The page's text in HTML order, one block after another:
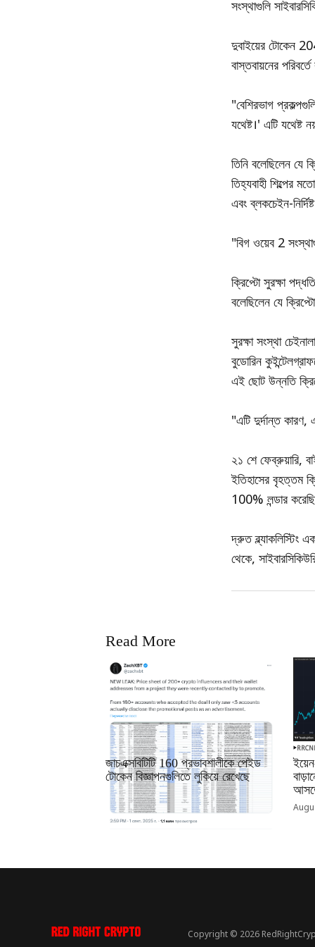
সংস্থাগুলি
দুবাইয়ের টোকেন
বাস্তবায়নের
"বেশিরভাগ
যথেষ্ট।' এটি যথেষ্ট
তিনি বলেছিলেন
তিহ্যবাহী শিল্পের
এবং ব্লকচেইন-
"বিগ ওয়েব 2
ক্রিপ্টো সুরক্ষা
বলেছিলেন যে
সুরক্ষা সংস্থা
বুডোরিন
এই ছোট উন্নতি
"এটি দুর্দান্ত
২১ শে ফেব্রুয়ারি,
ইতিহাসের বৃহত্তম
100% লন্ডার
দ্রুত ব্ল্যাকলিস্টিং
থেকে,
Read More
RRCNEWS_BN
জাচএক্সবিটিটি 160 প্রভাবশালীকে পেইড
টোকেন বিজ্ঞাপনগুলিতে লুকিয়ে রেখেছে
September 01, 2025
Copyright © 2026